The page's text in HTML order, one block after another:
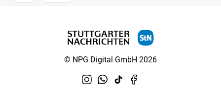
© NPG Digital GmbH 2026